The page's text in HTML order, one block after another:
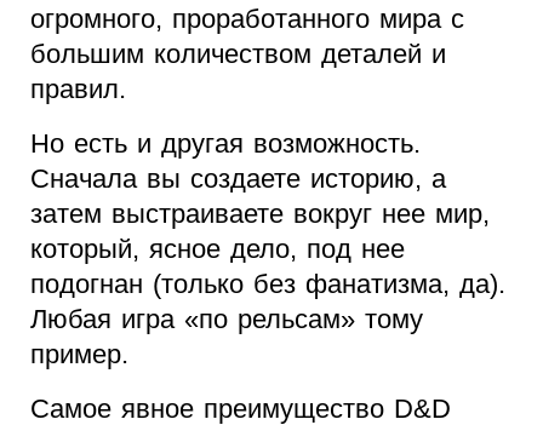
огромного, проработанного мира с
большим количеством деталей и
правил.
Но есть и другая возможность.
Сначала вы создаете историю, а
затем выстраиваете вокруг нее мир,
который, ясное дело, под нее
подогнан (только без фанатизма, да).
Любая игра «по рельсам» тому
пример.
Самое явное преимущество D&D